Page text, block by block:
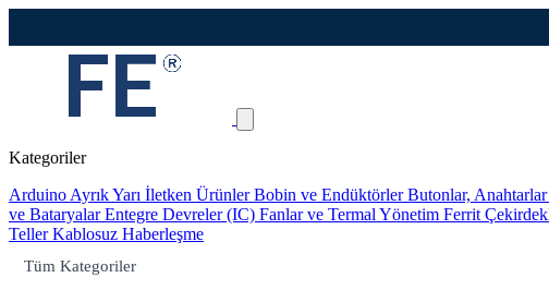
Kategoriler
Arduino Ayrık Yarı İletken ÜrünlerBobin ve EndüktörlerButonlar,
ve BataryalarEntegre Devreler (IC) Fanlar ve Termal Yönetim Ferrit
TellerKablosuz Haberleşme
Tüm Kategoriler